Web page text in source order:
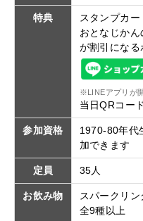
特典 スタンプカー
おとなじか
が割引になる
※LINEアプリが
当日QRコー
参加資格
1970-80年代
加できます
定員 35人
お飲み物
スパークリ
全9種以上